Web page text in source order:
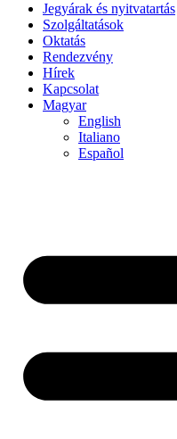
Jegyárak és nyitvatartás
Szolgáltatások
Oktatás
Rendezvény
Hírek
Kapcsolat
Magyar
English
Italiano
Español